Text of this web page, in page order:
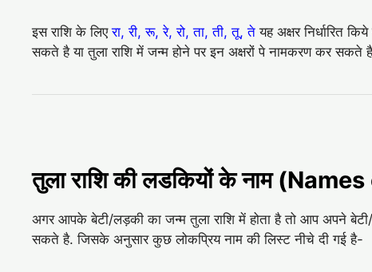
इस राशि के लिएरा, री, रू, रे, रो, ता, ती, तू, ते यह अक्षर निर्धारित
सकते है या तुला राशि में जन्म होने पर इन अक्षरों पे नामकरण कर सकते
तुला राशि की लडकियों के नाम
अगर आपके बेटी/लड़की का जन्म तुला राशि में होता है तो आप अपने
सकते है. जिसके अनुसार कुछ लोकप्रिय नाम की लिस्ट नीचे दी गई है-